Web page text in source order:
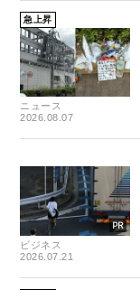
急上昇
ニュース
2026.08.07
ビジネス
2026.07.21